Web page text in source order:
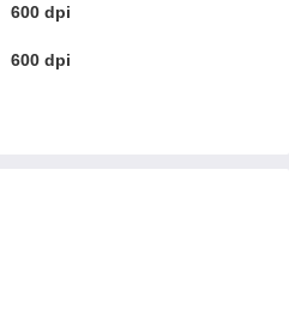
600 dpi
600 dpi